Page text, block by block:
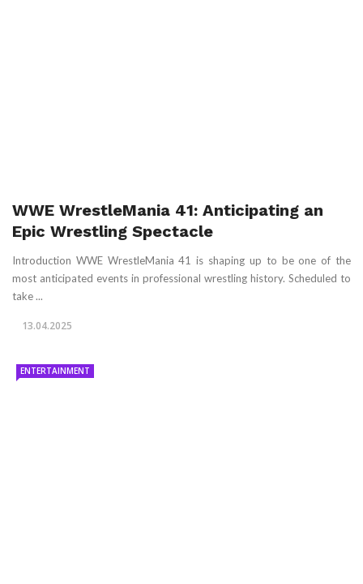
WWE WrestleMania 41: Anticipating an
Epic Wrestling Spectacle
Introduction WWE WrestleMania 41 is shaping up to be one of the
most anticipated events in professional wrestling history. Scheduled to
take ...
13.04.2025
ENTERTAINMENT